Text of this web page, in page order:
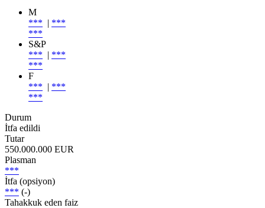
M
*** | ***
***
S&P
*** | ***
***
F
*** | ***
***
Durum
İtfa edildi
Tutar
550.000.000 EUR
Plasman
***
İtfa (opsiyon)
*** (-)
Tahakkuk eden faiz